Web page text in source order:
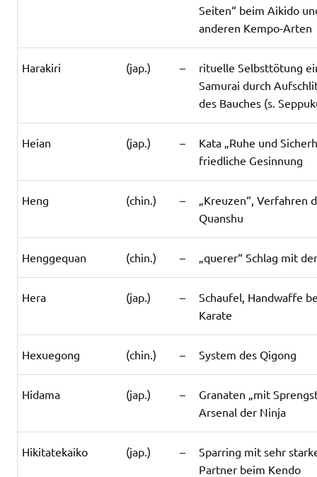
Seiten“ beim Aikido
anderen Kempo-Arten
Harakiri (jap.) –
rituelle Selbsttötung
Samurai durch
des Bauches (s.
Heian (jap.) –
Kata „Ruhe und
friedliche Gesinnung
Heng (chin.) –
„Kreuzen“, Verfahren
Quanshu
Henggequan (chin.) – „querer“ Schlag mit
Hera (jap.) –
Schaufel, Handwaffe
Karate
Hexuegong (chin.) – System des Qigong
Hidama (jap.) –
Granaten „mit
Arsenal der Ninja
Hikitatekaiko (jap.) –
Sparring mit sehr
Partner beim Kendo